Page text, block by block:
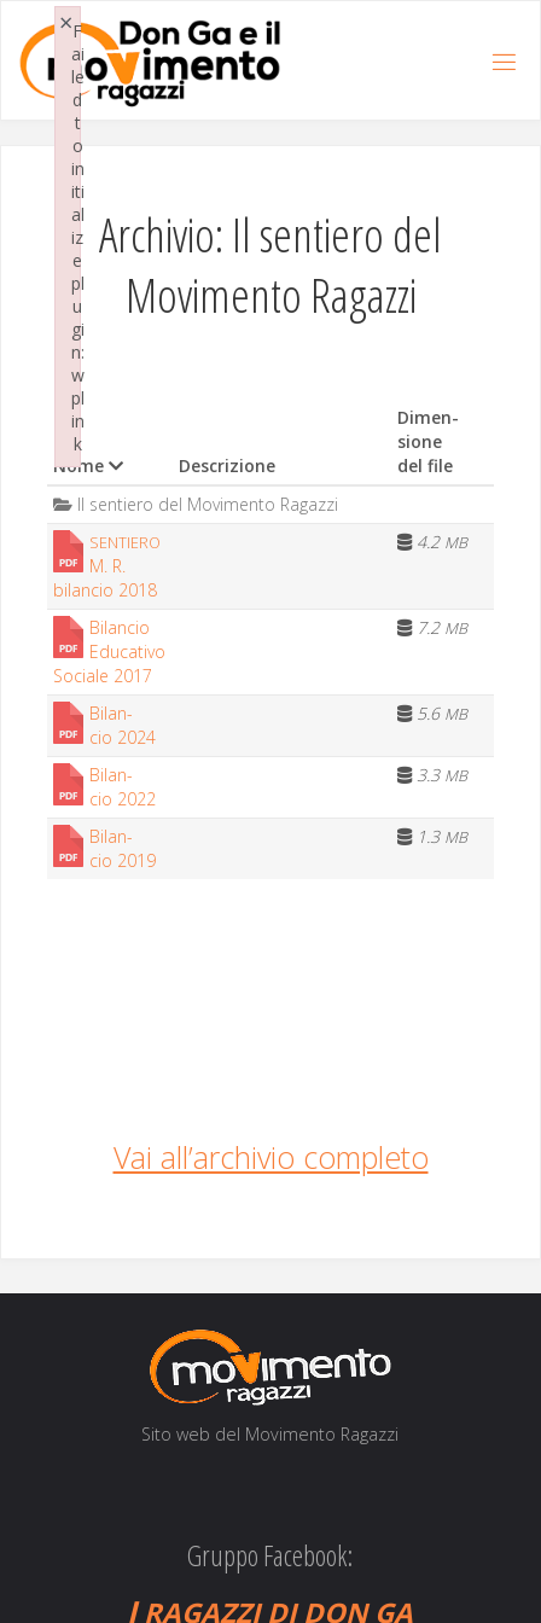
contenuto
Archivio: Il sentiero del
Movimento Ragazzi
Nome Descrizione
Dimen­
sione
del file
Il sen­tiero del Movi­men­to Ragazzi
SENTIERO
M. R.
bilan­cio 2018
4.2 MB
Bilan­cio
Educa­ti­vo
Sociale 2017
7.2 MB
Bilan­
cio 2024
5.6 MB
Bilan­
cio 2022
3.3 MB
Bilan­
cio 2019
1.3 MB
Vai all’archiv­io completo
Sito web del Movi­men­to Ragazzi
Gruppo Facebook:
IRAGAZZI DI DON GA
F
ai
le
d
t
o
in
iti
al
iz
e
pl
u
gi
n:
w
pl
in
k
×
Failed to initialize plugin: wplink